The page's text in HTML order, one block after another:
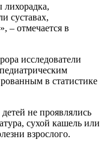
лихорадка,
суставах,
– отмечается в
исследователи
в статистике
не проявлялись
сухой кашель или
взрослого.